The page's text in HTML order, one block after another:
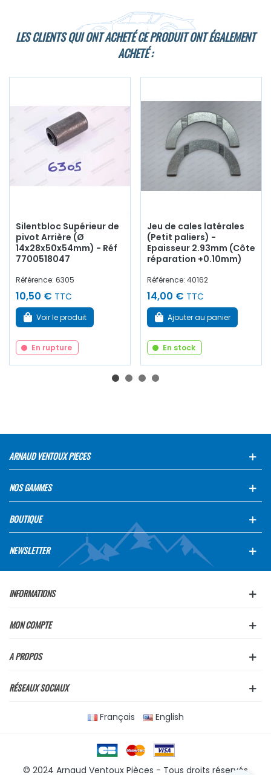
LES CLIENTS QUI ONT ACHETÉ CE PRODUIT ONT ÉGALEMENT
ACHETÉ :
Silentbloc Supérieur de
pivot Arrière (Ø
14x28x50x54mm) - Réf
7700518047
Référence: 6305
10,50 € TTC
Voir le produit
En rupture
Jeu de cales latérales
(Petit paliers) -
Epaisseur 2.93mm (Côte
réparation +0.10mm)
Référence: 40162
14,00 € TTC
Ajouter au panier
En stock
ARNAUD VENTOUX PIECES
NOS GAMMES
BOUTIQUE
NEWSLETTER
INFORMATIONS
MON COMPTE
A PROPOS
RÉSEAUX SOCIAUX
Français English
© 2024 Arnaud Ventoux Pièces - Tous droits réservés